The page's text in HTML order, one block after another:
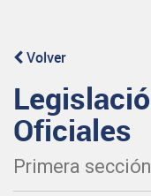
Volver
Oficiales
Primera sección